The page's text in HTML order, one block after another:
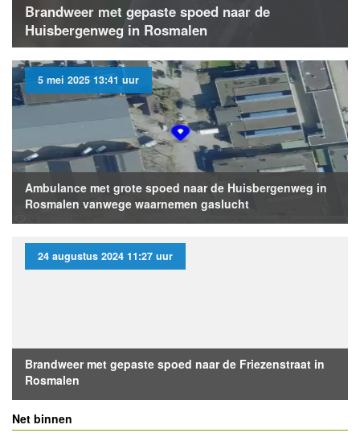
Brandweer met gepaste spoed naar de
Huisbergenweg in Rosmalen
5 mei 2025 13:41 uur
Ambulance met grote spoed naar de Huisbergenweg in
Rosmalen vanwege waarnemen gaslucht
24 augustus 2024 11:27 uur
Brandweer met gepaste spoed naar de Friezenstraat in
Rosmalen
Net binnen